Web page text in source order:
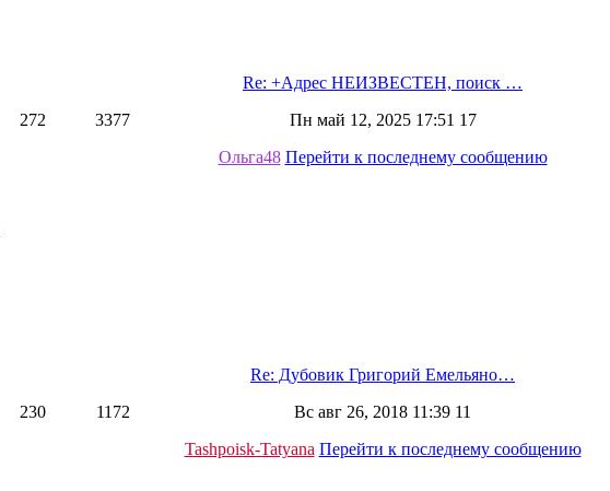
272 3377
Re: +Адрес НЕИЗВЕСТЕН, поиск …
Пн май 12, 2025 17:51 17
Ольга48 Перейти к последнему сообщению
230 1172
Re: Дубовик Григорий Емельяно…
Вс авг 26, 2018 11:39 11
Tashpoisk-Tatyana Перейти к последнему сообщению